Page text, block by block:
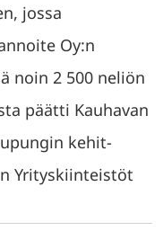
jossa
Oy:n
noin 2 500 neliön
päätti Kauhavan
kehit-
Yrityskiinteistöt